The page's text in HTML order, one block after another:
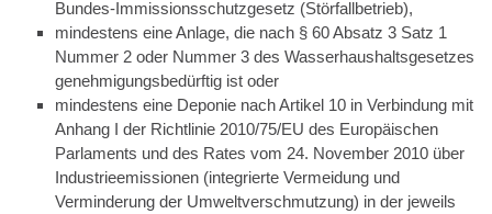
Bundes-Immissionsschutzgesetz (Störfallbetrieb),
mindestens eine Anlage, die nach § 60 Absatz 3 Satz 1
Nummer 2 oder Nummer 3 des Wasserhaushaltsgesetzes
genehmigungsbedürftig ist oder
mindestens eine Deponie nach Artikel 10 in Verbindung mit
Anhang I der Richtlinie 2010/75/EU des Europäischen
Parlaments und des Rates vom 24. November 2010 über
Industrieemissionen (integrierte Vermeidung und
Verminderung der Umweltverschmutzung) in der jeweils